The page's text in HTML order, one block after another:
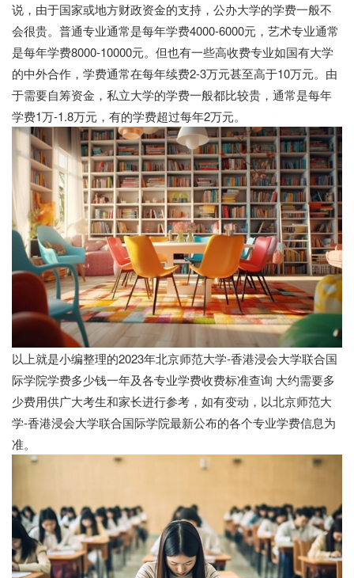
说，由于国家或地方财政资金的支持，公办大学的学费一般不
会很贵。普通专业通常是每年学费4000-6000元，艺术专业通常
是每年学费8000-10000元。但也有一些高收费专业如国有大学
的中外合作，学费通常在每年续费2-3万元甚至高于10万元。由
于需要自筹资金，私立大学的学费一般都比较贵，通常是每年
学费1万-1.8万元，有的学费超过每年2万元。
以上就是小编整理的2023年北京师范大学-香港浸会大学联合国
际学院学费多少钱一年及各专业学费收费标准查询 大约需要多
少费用供广大考生和家长进行参考，如有变动，以北京师范大
学-香港浸会大学联合国际学院最新公布的各个专业学费信息为
准。